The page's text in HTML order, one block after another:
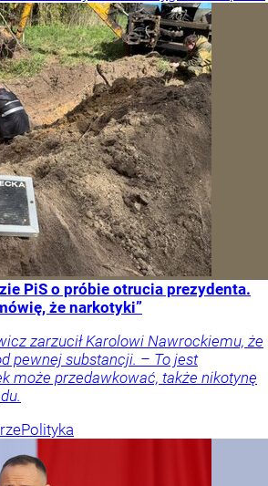
PiS o próbie otrucia prezydenta.
że narkotyki”
zarzucił Karolowi Nawrockiemu, że
pewnej substancji. – To jest
może przedawkować, także nikotynę
Polityka